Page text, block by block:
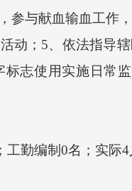
参与献血输血工作
动；5、依法指导
志使用实施日常
编制0名；实际4